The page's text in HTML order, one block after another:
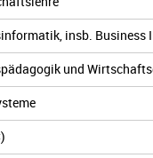
insb. Business
und